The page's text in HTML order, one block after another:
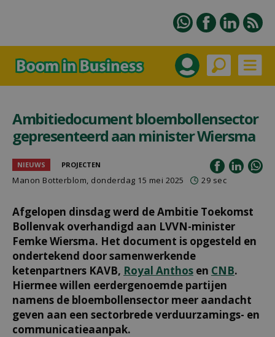
Ambitiedocument bloembollensector
gepresenteerd aan minister Wiersma
NIEUWS PROJECTEN
Manon Botterblom, donderdag 15 mei 2025 29 sec
Afgelopen dinsdag werd de Ambitie Toekomst
Bollenvak overhandigd aan LVVN-minister
Femke Wiersma. Het document is opgesteld en
ondertekend door samenwerkende
ketenpartners KAVB, Royal Anthos en CNB.
Hiermee willen eerdergenoemde partijen
namens de bloembollensector meer aandacht
geven aan een sectorbrede verduurzamings- en
communicatieaanpak.